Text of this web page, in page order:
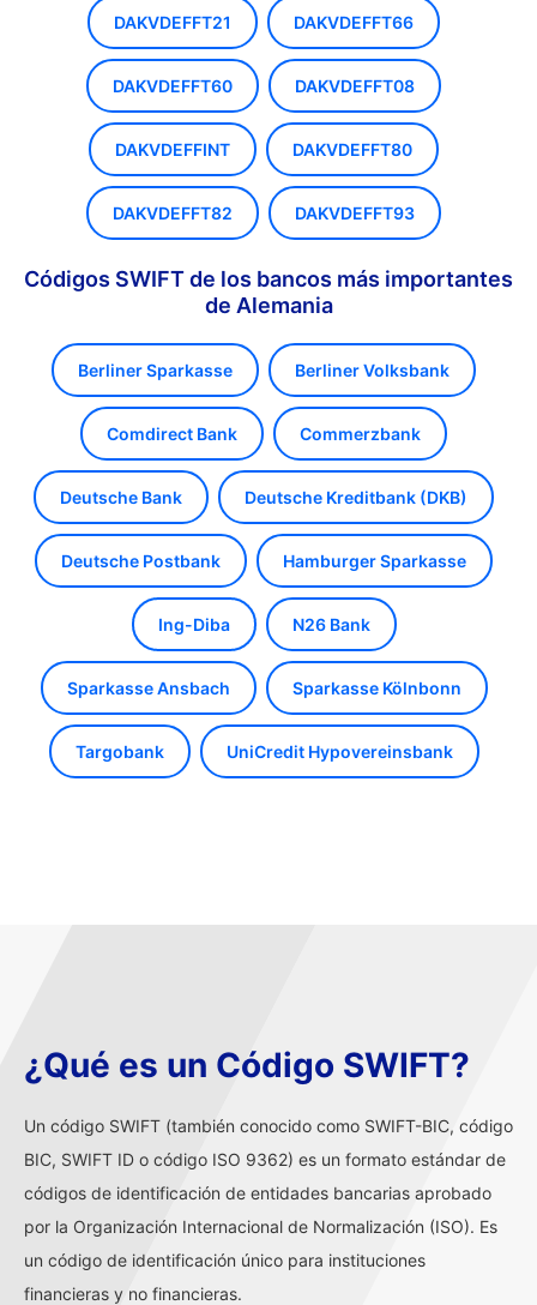
DAKVDEFFT21 DAKVDEFFT66
DAKVDEFFT60 DAKVDEFFT08
DAKVDEFFINT DAKVDEFFT80
DAKVDEFFT82 DAKVDEFFT93
Códigos SWIFT de los bancos más importantes
de Alemania
Berliner Sparkasse Berliner Volksbank
Comdirect Bank Commerzbank
Deutsche Bank Deutsche Kreditbank (DKB)
Deutsche Postbank Hamburger Sparkasse
Ing-Diba N26 Bank
Sparkasse Ansbach Sparkasse Kölnbonn
Targobank UniCredit Hypovereinsbank
¿Qué es un Código SWIFT?
Un código SWIFT (también conocido como SWIFT-BIC, código
BIC, SWIFT ID o código ISO 9362) es un formato estándar de
códigos de identificación de entidades bancarias aprobado
por la Organización Internacional de Normalización (ISO). Es
un código de identificación único para instituciones
financieras y no financieras.